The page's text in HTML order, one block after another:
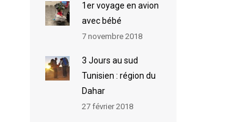
1er voyage en avion
avec bébé
7 novembre 2018
3 Jours au sud
Tunisien : région du
Dahar
27 février 2018